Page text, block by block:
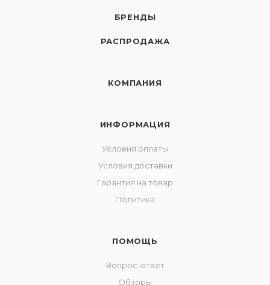
БРЕНДЫ
РАСПРОДАЖА
КОМПАНИЯ
ИНФОРМАЦИЯ
Условия оплаты
Условия доставки
Гарантия на товар
Политика
ПОМОЩЬ
Вопрос-ответ
Обзоры